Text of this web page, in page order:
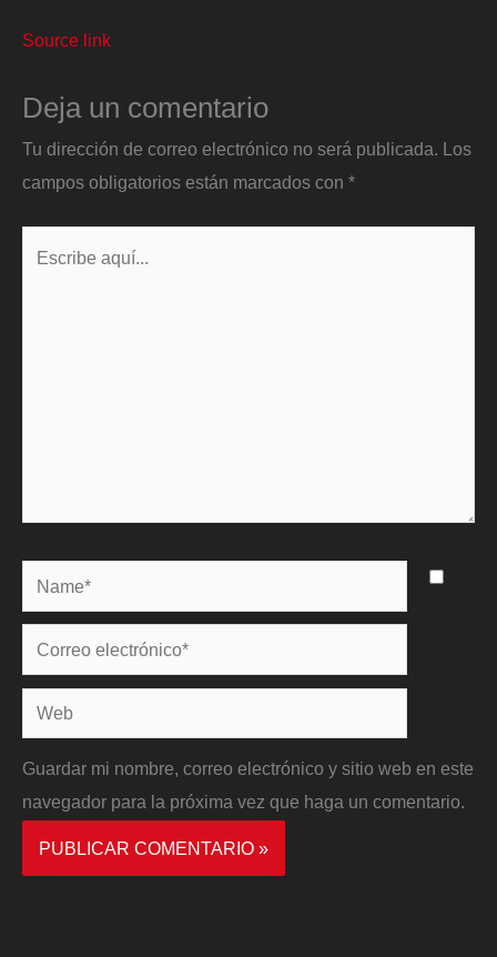
Source link
Deja un comentario
Tu dirección de correo electrónico no será publicada.
Los
campos obligatorios están marcados con *
Name*
Correo
electrónico*
Web
Guardar mi nombre, correo electrónico y sitio web en este
navegador para la próxima vez que haga un comentario.